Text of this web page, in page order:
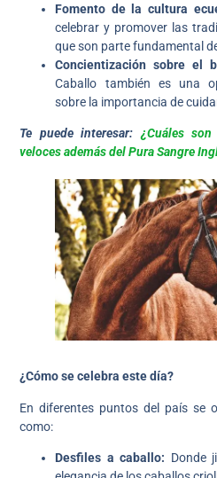
Fomento de la cultura
celebrar y promover las
que son parte fundamental
Concientización sobre el
Caballo también es una
sobre la importancia de
Te puede interesar:¿Cuáles
veloces además del Pura Sangre
¿Cómo se celebra este día?
En diferentes puntos del país se
como:
Desfiles a caballo: Donde